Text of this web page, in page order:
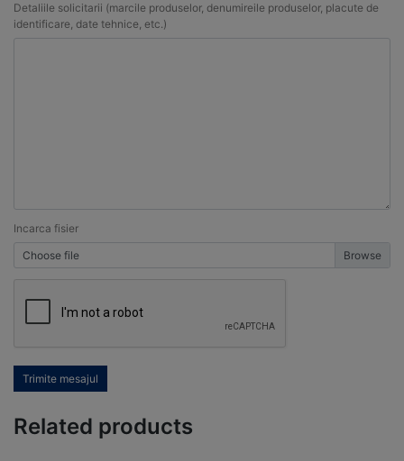
Detaliile solicitarii (marcile produselor, denumireile produselor, placute de
identificare, date tehnice, etc.)
Incarca fisier
Choose file
Trimite mesajul
Related products